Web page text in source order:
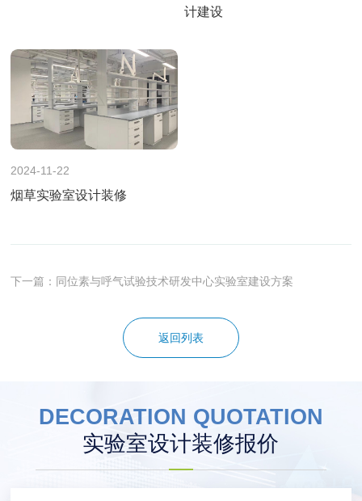
计建设
2024-11-22
烟草实验室设计装修
下一篇：同位素与呼气试验技术研发中心实验室建设方案
返回列表
DECORATION QUOTATION
实验室设计装修报价